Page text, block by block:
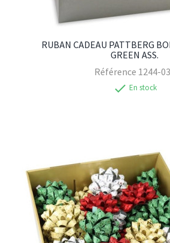
RUBAN CADEAU PATTBERG
GREEN ASS.
Référence 1244-
check En stock